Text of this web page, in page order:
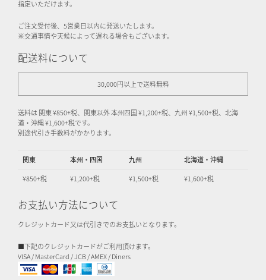
指定いただけます。
ご注文受付後、5営業日以内に発送いたします。
※交通事情や天候によって遅れる場合もございます。
配送料について
30,000円以上で送料無料
送料は 関東 ¥850+税、関東以外 本州四国 ¥1,200+税、九州 ¥1,500+税、北海
道・沖縄 ¥1,600+税です。
別途代引き手数料がかかります。
関東 本州・四国 九州 北海道・沖縄
¥850+税 ¥1,200+税 ¥1,500+税 ¥1,600+税
お支払い方法について
クレジットカード又は代引きでのお支払いとなります。
■下記のクレジットカードがご利用頂けます。
VISA / MasterCard / JCB / AMEX / Diners